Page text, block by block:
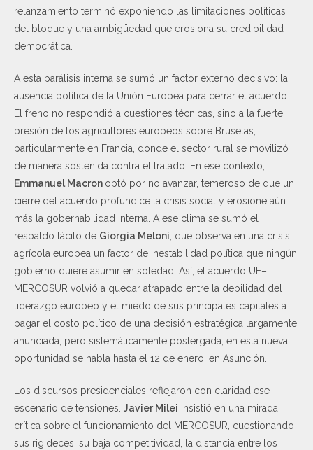
relanzamiento terminó exponiendo las limitaciones políticas
del bloque y una ambigüedad que erosiona su credibilidad
democrática.
A esta parálisis interna se sumó un factor externo decisivo: la
ausencia política de la Unión Europea para cerrar el acuerdo.
El freno no respondió a cuestiones técnicas, sino a la fuerte
presión de los agricultores europeos sobre Bruselas,
particularmente en Francia, donde el sector rural se movilizó
de manera sostenida contra el tratado. En ese contexto,
Emmanuel Macron optó por no avanzar, temeroso de que un
cierre del acuerdo profundice la crisis social y erosione aún
más la gobernabilidad interna. A ese clima se sumó el
respaldo tácito de Giorgia Meloni , que observa en una crisis
agrícola europea un factor de inestabilidad política que ningún
gobierno quiere asumir en soledad. Así, el acuerdo UE–
MERCOSUR volvió a quedar atrapado entre la debilidad del
liderazgo europeo y el miedo de sus principales capitales a
pagar el costo político de una decisión estratégica largamente
anunciada, pero sistemáticamente postergada, en esta nueva
oportunidad se habla hasta el 12 de enero, en Asunción.
Los discursos presidenciales reflejaron con claridad ese
escenario de tensiones. Javier Milei insistió en una mirada
crítica sobre el funcionamiento del MERCOSUR, cuestionando
sus rigideces, su baja competitividad, la distancia entre los